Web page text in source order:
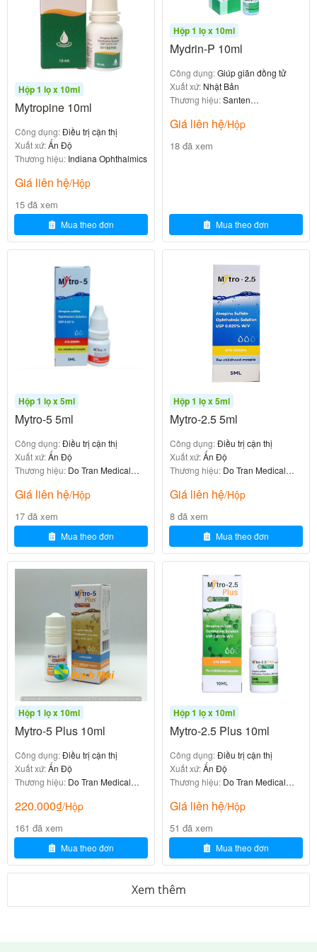
Mytropine 5ml được chỉ định trong các trường hợp
sau:
Kiểm soát sự tiến triển của bệnh cận thị
Kiểm tra và đánh giácác trường hợp
Giảm mỏi mắt
6. Đối tượng sử dụng
Trẻ em từ 6 tuổi trở lên
mắc cận thị và có tiến
triển cận thị
Người lớn mắc cận thị và có tiến triển cận thị
: Trẻ em dưới 6 tuổi
chưa có nghiên cứu
. Thuốc chống chỉ định với trẻ sơ
sinh dưới 3 tháng tuổi
7. Liều dùng và cách dùng
7.1. Liều dùng thông thường
Liều dùng: Mỗi ngày nhỏ vàomỗi mắt 1 đến 2
trước khi đi ngủ
Thời điểm: Nên sử dụng thuốc vàobuổi tối trước
khi đi ngủ để giúp mắt thư giãn và hạn chế các
tác dụng không mong muốn
Các nghiên cứu cho thấy thời gian nhỏ thuốc
không quá quan trọng
7.2. Thời gian điều trị
Sử dụng ít nhất 6 tháng
để bác sĩ đánh giá được
hiệu quả
Tiếp tục sử dụng cho đến 2 nămsau đó có thể
ngừng điều trị
Nếu cận thịtăng trở lại
sau khi ngừng, người bệnh
sẽlặp lại liệu trình như trên
7.3. Cách dùng đúng cách
Mytropine 5ml, cần tuân thủ các bước sau:
Hộp 1 lọ x 10ml
Mytropine 10ml
Công dụng:Điều trị cận thị
Xuất xứ:Ấn Độ
Thương hiệu: Indiana Ophthalmics
Giá liên hệ/Hộp
15 đã xem
Mua theo đơn
Hộp 1 lọ x 10ml
Mydrin-P 10ml
Công dụng:Giúp giãn đồng tử
Xuất xứ: Nhật Bản
Thương hiệu:Santen
Giá liên hệ/Hộp
18 đã xem
Mua theo đơn
Hộp 1 lọ x 5ml
Mytro-5 5ml
Công dụng:Điều trị cận thị
Xuất xứ:Ấn Độ
Thương hiệu: Do Tran Medical
Giá liên hệ/Hộp
17 đã xem
Mua theo đơn
Hộp 1 lọ x 5ml
Mytro-2.5 5ml
Công dụng:Điều trị cận thị
Xuất xứ:Ấn Độ
Thương hiệu: Do Tran Medical
Giá liên hệ/Hộp
8 đã xem
Mua theo đơn
Hộp 1 lọ x 10ml
Mytro-5 Plus 10ml
Công dụng:Điều trị cận thị
Xuất xứ:Ấn Độ
Thương hiệu: Do Tran Medical
220.000₫/Hộp
161 đã xem
Mua theo đơn
Hộp 1 lọ x 10ml
Mytro-2.5 Plus 10ml
Công dụng:Điều trị cận thị
Xuất xứ:Ấn Độ
Thương hiệu: Do Tran Medical
Giá liên hệ/Hộp
51 đã xem
Mua theo đơn
Xem thêm